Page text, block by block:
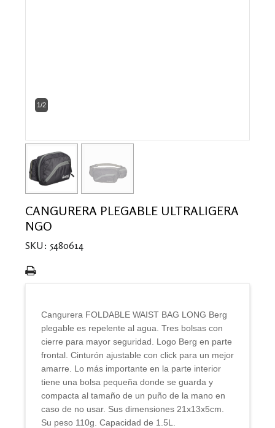
1/2
CANGURERA PLEGABLE ULTRALIGERA
NGO
SKU: 5480614
Cangurera FOLDABLE WAIST BAG LONG Berg
plegable es repelente al agua. Tres bolsas con
cierre para mayor seguridad. Logo Berg en parte
frontal. Cinturón ajustable con click para un mejor
amarre. Lo más importante en la parte interior
tiene una bolsa pequeña donde se guarda y
compacta al tamaño de un puño de la mano en
caso de no usar. Sus dimensiones 21x13x5cm.
Su peso 110g. Capacidad de 1.5L.